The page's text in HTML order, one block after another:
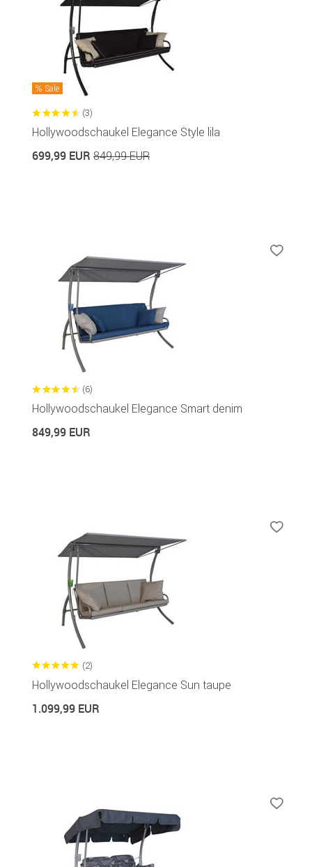
Sale
(3)
Hollywoodschaukel Elegance Style lila
699,99 EUR 849,99 EUR
(6)
Hollywoodschaukel Elegance Smart denim
849,99 EUR
(2)
Hollywoodschaukel Elegance Sun taupe
1.099,99 EUR